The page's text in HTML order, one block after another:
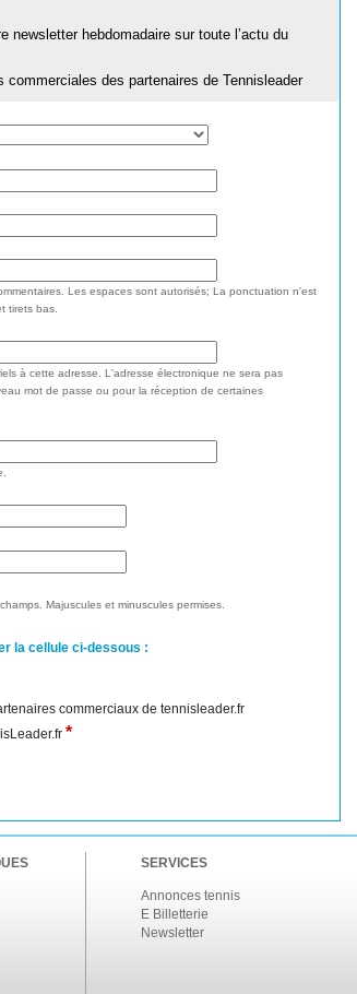
newsletter hebdomadaire sur toute l’actu du
des partenaires de Tennisleader
Les espaces sont autorisés; La ponctuation n'est
tirets bas.
à cette adresse. L'adresse électronique ne sera pas
mot de passe ou pour la réception de certaines
Majuscules et minuscules permises.
la cellule ci-dessous :
commerciaux de tennisleader.fr
*
SERVICES
Annonces tennis
E Billetterie
Newsletter